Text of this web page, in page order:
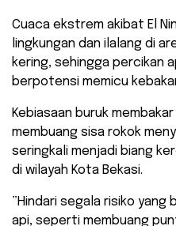
​Cuaca ekstrem akibat El
lingkungan dan ilalang di
kering, sehingga percikan
berpotensi memicu
Kebiasaan buruk
membuang sisa rokok
seringkali menjadi biang
di wilayah Kota Bekasi.
​”Hindari segala risiko yang
api, seperti membuang